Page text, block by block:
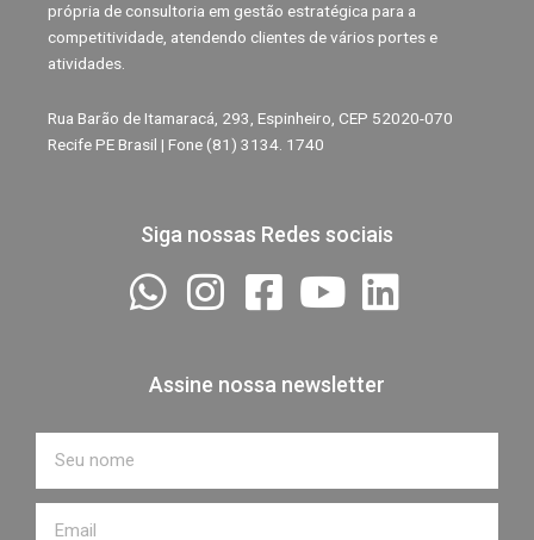
própria de consultoria em gestão estratégica para a
competitividade, atendendo clientes de vários portes e
atividades.
Rua Barão de Itamaracá, 293, Espinheiro, CEP 52020-070
Recife PE Brasil | Fone (81) 3134. 1740
Siga nossas Redes sociais
Assine nossa newsletter